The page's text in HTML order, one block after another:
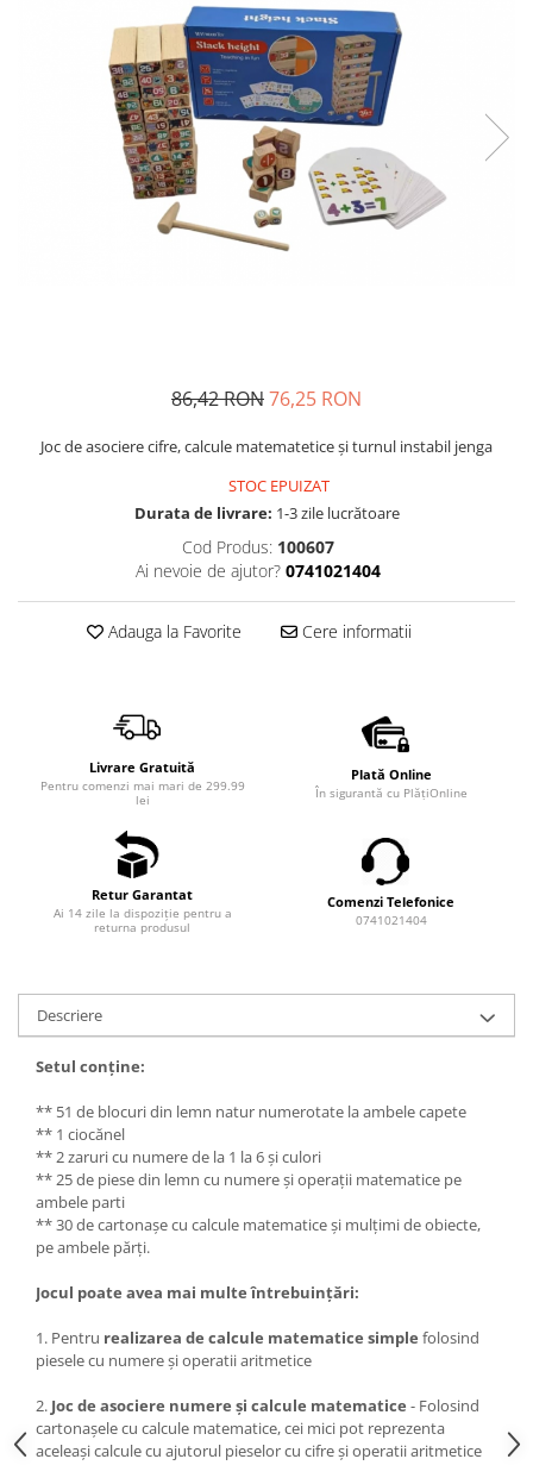
86,42 RON76,25 RON
Joc de asociere cifre, calcule matematetice şi turnul instabil jenga
STOC EPUIZAT
Durata de livrare: 1-3 zile lucrătoare
Cod Produs: 100607
Ai nevoie de ajutor? 0741021404
Adauga la Favorite Cere informatii
Livrare Gratuită
Pentru comenzi mai mari de 299.99
lei
Plată Online
În sigurantă cu PlățiOnline
Retur Garantat
Ai 14 zile la dispoziție pentru a
returna produsul
Comenzi Telefonice
0741021404
Descriere
Setul conține:
** 51 de blocuri din lemn natur numerotate la ambele capete
** 1 ciocănel
** 2 zaruri cu numere de la 1 la 6 şi culori
** 25 de piese din lemn cu numere şi operaţii matematice pe
ambele parti
** 30 de cartonaşe cu calcule matematice şi mulţimi de obiecte,
pe ambele părţi.
Jocul poate avea mai multe întrebuințări:
1. Pentru realizarea de calcule matematice simple folosind
piesele cu numere şi operatii aritmetice
2. Joc de asociere numere şi calcule matematice - Folosind
cartonaşele cu calcule matematice, cei mici pot reprezenta
aceleaşi calcule cu ajutorul pieselor cu cifre şi operatii aritmetice